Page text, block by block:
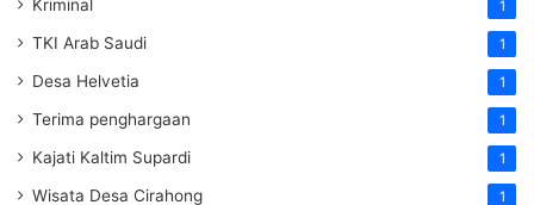
Kriminal 1
TKI Arab Saudi 1
Desa Helvetia 1
Terima penghargaan 1
Kajati Kaltim Supardi 1
Wisata Desa Cirahong 1